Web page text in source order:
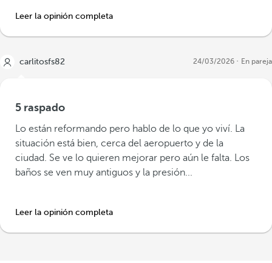
Leer la opinión completa
carlitosfs82 24/03/2026 En pareja
5 raspado
Lo están reformando pero hablo de lo que yo viví. La
situación está bien, cerca del aeropuerto y de la
ciudad. Se ve lo quieren mejorar pero aún le falta. Los
baños se ven muy antiguos y la presión...
Leer la opinión completa